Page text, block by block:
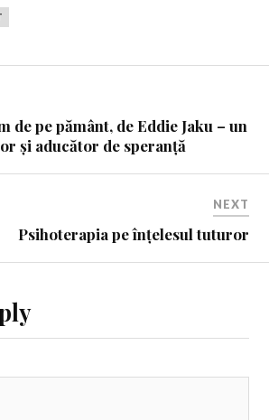
de pe pământ, de Eddie Jaku – un
și aducător de speranță
NEXT
Psihoterapia pe înțelesul tuturor